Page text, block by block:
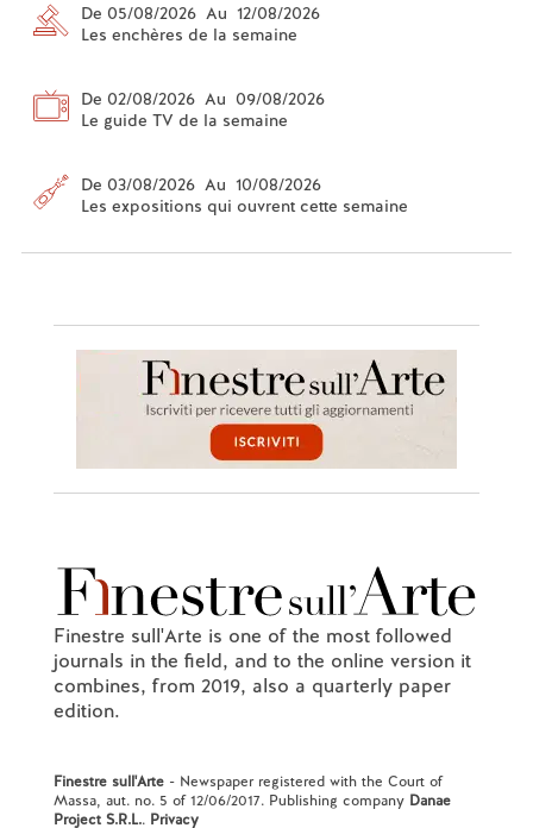
De 05/08/2026 Au 12/08/2026
Les enchères de la semaine
De 02/08/2026 Au 09/08/2026
Le guide TV de la semaine
De 03/08/2026 Au 10/08/2026
Les expositions qui ouvrent cette semaine
Finestre sull'Arte is one of the most followed
journals in the field, and to the online version it
combines, from 2019, also a quarterly paper
edition.
Finestre sull'Arte- Newspaper registered with the Court of
Massa, aut. no. 5 of 12/06/2017. Publishing company Danae
Project S.R.L.. Privacy